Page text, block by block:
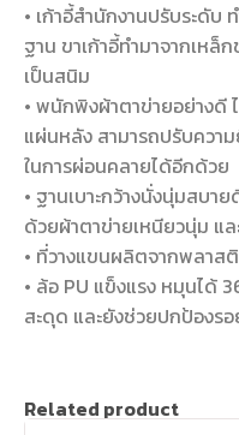
• เก้าอี้สำนักงานปรับระดั
ฐาน ขาเก้าอี้ทำมาจากเห
เป็นสนิม
• พนักพิงผ้าตาข่ายอย่างดี
แผ่นหลัง สามารถปรับควา
ในการผ่อนคลายได้อีกด้วย
• ฐานเบาะกว้างนั่งนุ่มสบา
ด้วยผ้าตาข่ายเหนียวนุ่ม แ
• ที่วางแขนผลิตจากพลาส
• ล้อ PU แข็งแรง หมุนได้
สะดุด และยังช่วยปกป้อง
Related product